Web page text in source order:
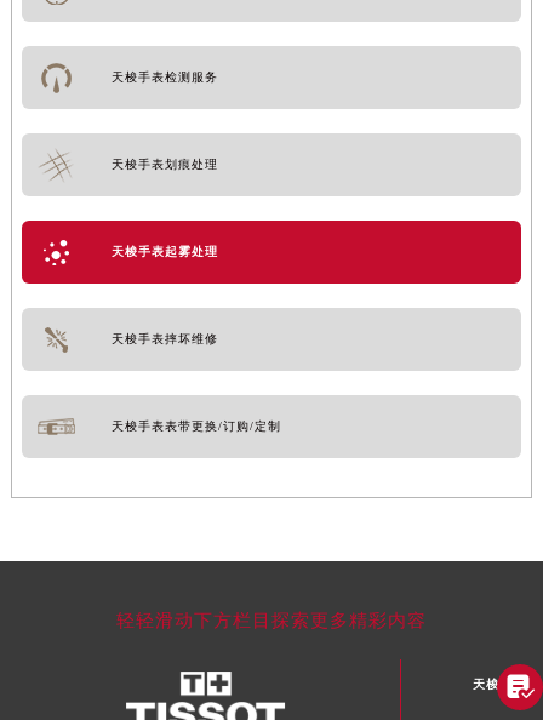
天梭手表检测服务
天梭手表划痕处理
天梭手表起雾处理
天梭手表摔坏维修
天梭手表表带更换/订购/定制
轻轻滑动下方栏目探索更多精彩内容
天梭中国区
